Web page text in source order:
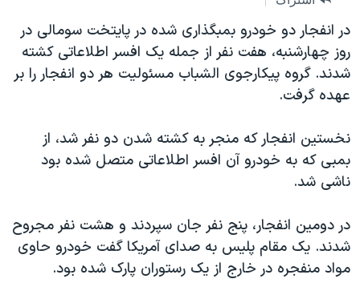
اصلی
جهش
به
جستجو
گزیده‌ها
ویژه برنامه‌ها
ویدیوها
فرهنگ و زندگی
حقوق شهروندی
اقتصادی
علم و فناوری
اسرائیل در جنگ
گالری عکس
عملیات خشم حماسی
۲۵۰سالگی آمریکا
بایگانی برنامه‌های تلویزیونی
مستندها
انتخابات ریاست جمهوری آمریکا ۲۰۲۴
حمله جمهوری اسلامی به اسرائیل
رمز مهسا
ورزش زنان در ایران
اعتراضات زن، زندگی، آزادی
فرکانس‌های صدای آمریکا
پخش رادیویی
یادگیری زبان انگلیسی
دنبال کنید
زبانهای مختلف
در انفجار دو خودرو بمبگذاری شده در پایتخت سومالی در
روز چهارشنبه، هفت نفر از جمله یک افسر اطلاعاتی کشته
شدند. گروه پیکارجوی الشباب مسئولیت هر دو انفجار را بر
عهده گرفت.
نخستین انفجار که منجر به کشته شدن دو نفر شد، از
بمبی که به خودرو آن افسر اطلاعاتی متصل شده بود
ناشی شد.
در دومین انفجار، پنج نفر جان سپردند و هشت نفر مجروح
شدند. یک مقام پلیس به صدای آمریکا گفت خودرو حاوی
مواد منفجره در خارج از یک رستوران پارک شده بود.